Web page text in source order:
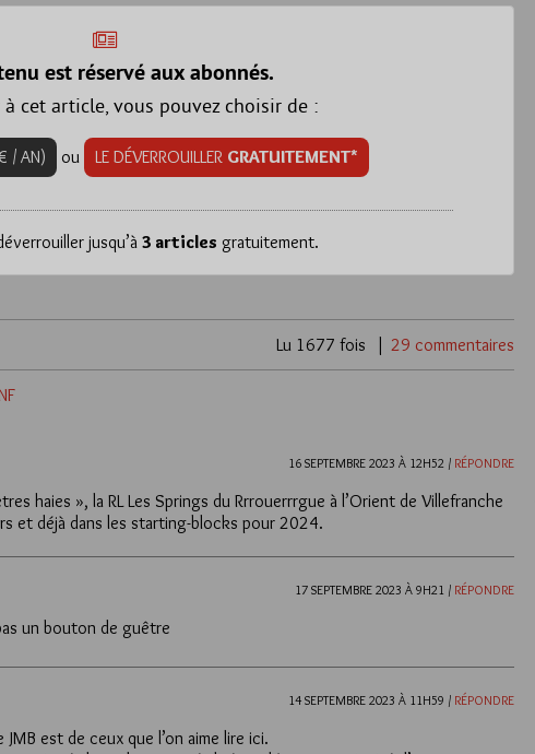
est réservé aux abonnés.
à cet article, vous pouvez choisir de :
/ AN) ou LE DÉVERROUILLER GRATUITEMENT*
jusqu’à 3 articles gratuitement.
29 commentaires
Lu 1677 fois
16 SEPTEMBRE 2023 À 12H52 / RÉPONDRE
haies », la RL Les Springs du Rrrouerrrgue à l’Orient de Villefranche
et déjà dans les starting-blocks pour 2024.
17 SEPTEMBRE 2023 À 9H21 / RÉPONDRE
un bouton de guêtre
14 SEPTEMBRE 2023 À 11H59 / RÉPONDRE
est de ceux que l’on aime lire ici.